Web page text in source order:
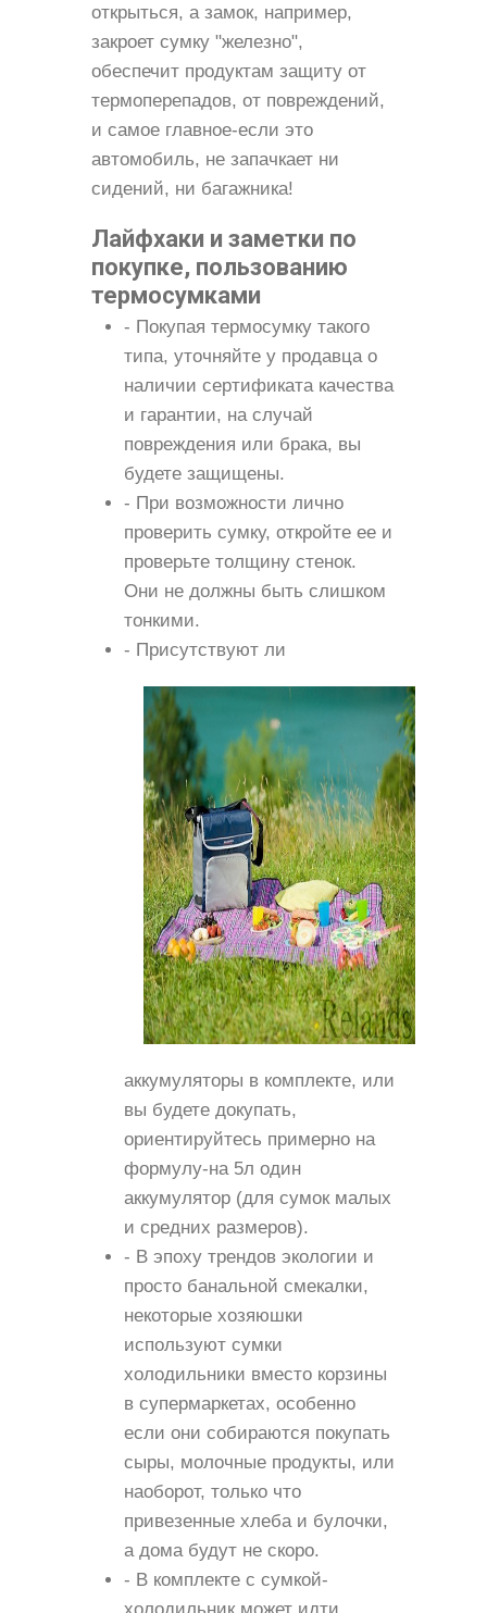
открыться, а замок, например,
закроет сумку "железно",
обеспечит продуктам защиту от
термоперепадов, от повреждений,
и самое главное-если это
автомобиль, не запачкает ни
сидений, ни багажника!
Лайфхаки и заметки по
покупке, пользованию
термосумками
- Покупая термосумку такого
типа, уточняйте у продавца о
наличии сертификата качества
и гарантии, на случай
повреждения или брака, вы
будете защищены.
- При возможности лично
проверить сумку, откройте ее и
проверьте толщину стенок.
Они не должны быть слишком
тонкими.
- Присутствуют ли
аккумуляторы в комплекте, или
вы будете докупать,
ориентируйтесь примерно на
формулу-на 5л один
аккумулятор (для сумок малых
и средних размеров).
- В эпоху трендов экологии и
просто банальной смекалки,
некоторые хозяюшки
используют сумки
холодильники вместо корзины
в супермаркетах, особенно
если они собираются покупать
сыры, молочные продукты, или
наоборот, только что
привезенные хлеба и булочки,
а дома будут не скоро.
- В комплекте с сумкой-
холодильник может идти